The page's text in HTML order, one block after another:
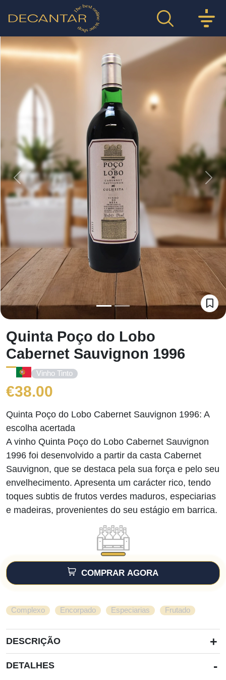
Previous
Quinta Poço do Lobo
Cabernet Sauvignon 1996
Vinho Tinto
€38.00
Quinta Poço do Lobo Cabernet Sauvignon 1996: A
escolha acertada
A vinho Quinta Poço do Lobo Cabernet Sauvignon
1996 foi desenvolvido a partir da casta Cabernet
Sauvignon, que se destaca pela sua força e pelo seu
envelhecimento. Apresenta um carácter rico, tendo
toques subtis de frutos verdes maduros, especiarias
e madeiras, provenientes do seu estágio em barrica.
COMPRAR AGORA
Complexo Encorpado Especiarias Frutado
DESCRIÇÃO +
DETALHES -